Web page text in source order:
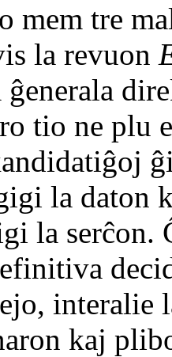
mem tre
la revuon
ĝenerala
tio ne plu
la daton
la
interalie
kaj